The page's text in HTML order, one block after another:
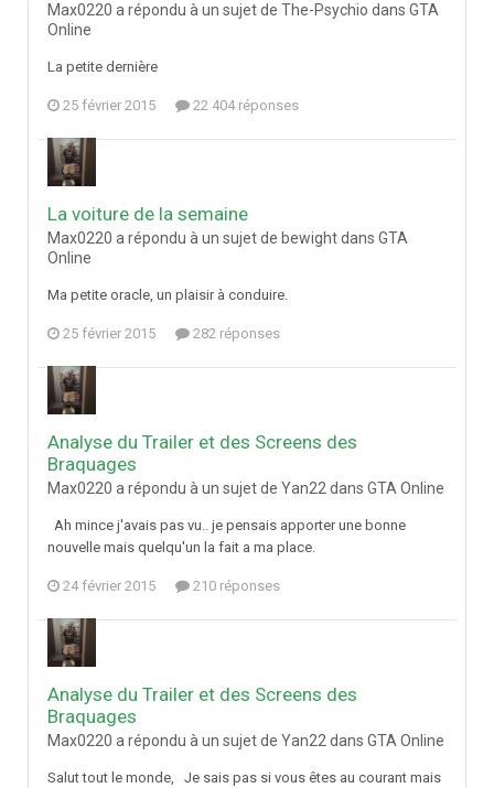
Max0220 a répondu à un sujet de The-Psychio dans GTA
Online
La petite dernière
25 février 2015 22 404 réponses
La voiture de la semaine
Max0220 a répondu à un sujet de bewight dans GTA
Online
Ma petite oracle, un plaisir à conduire.
25 février 2015 282 réponses
Analyse du Trailer et des Screens des
Braquages
Max0220 a répondu à un sujet de Yan22 dans GTA Online
Ah mince j'avais pas vu.. je pensais apporter une bonne
nouvelle mais quelqu'un la fait a ma place.
24 février 2015 210 réponses
Analyse du Trailer et des Screens des
Braquages
Max0220 a répondu à un sujet de Yan22 dans GTA Online
Salut tout le monde, Je sais pas si vous êtes au courant mais